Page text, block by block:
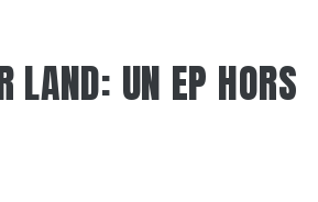
LAND: UN EP HORS